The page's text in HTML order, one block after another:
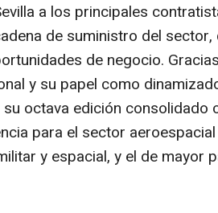
a los principales
de suministro del
de negocio.
y su papel como
su octava edición consolidado
para el sector
y espacial, y el de mayor